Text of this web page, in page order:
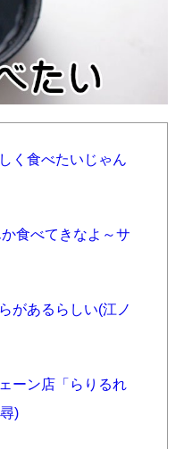
く食べたいじゃん
食べてきなよ～サ
があるらしい(江ノ
ーン店「らりるれ
)